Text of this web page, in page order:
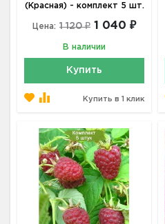
(Красная) - комплект 5 шт.
Цена: 1 120 ₽ 1 040 ₽
В наличии
Купить
Купить в 1 клик